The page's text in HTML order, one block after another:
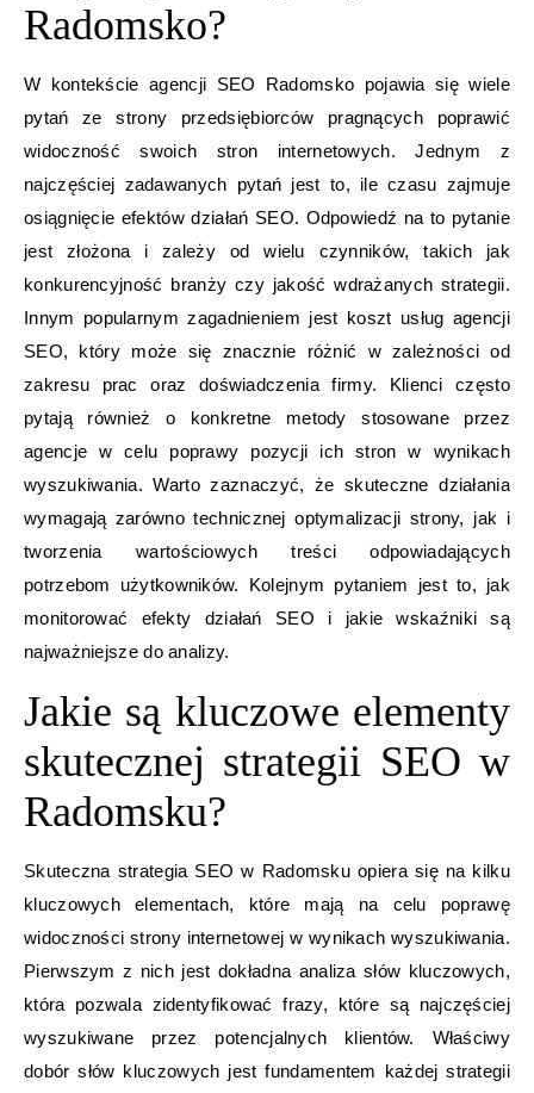
Radomsko?
W kontekście agencji SEO Radomsko pojawia się wiele
pytań ze strony przedsiębiorców pragnących poprawić
widoczność swoich stron internetowych. Jednym z
najczęściej zadawanych pytań jest to, ile czasu zajmuje
osiągnięcie efektów działań SEO. Odpowiedź na to pytanie
jest złożona i zależy od wielu czynników, takich jak
konkurencyjność branży czy jakość wdrażanych strategii.
Innym popularnym zagadnieniem jest koszt usług agencji
SEO, który może się znacznie różnić w zależności od
zakresu prac oraz doświadczenia firmy. Klienci często
pytają również o konkretne metody stosowane przez
agencje w celu poprawy pozycji ich stron w wynikach
wyszukiwania. Warto zaznaczyć, że skuteczne działania
wymagają zarówno technicznej optymalizacji strony, jak i
tworzenia wartościowych treści odpowiadających
potrzebom użytkowników. Kolejnym pytaniem jest to, jak
monitorować efekty działań SEO i jakie wskaźniki są
najważniejsze do analizy.
Jakie są kluczowe elementy
skutecznej strategii SEO w
Radomsku?
Skuteczna strategia SEO w Radomsku opiera się na kilku
kluczowych elementach, które mają na celu poprawę
widoczności strony internetowej w wynikach wyszukiwania.
Pierwszym z nich jest dokładna analiza słów kluczowych,
która pozwala zidentyfikować frazy, które są najczęściej
wyszukiwane przez potencjalnych klientów. Właściwy
dobór słów kluczowych jest fundamentem każdej strategii